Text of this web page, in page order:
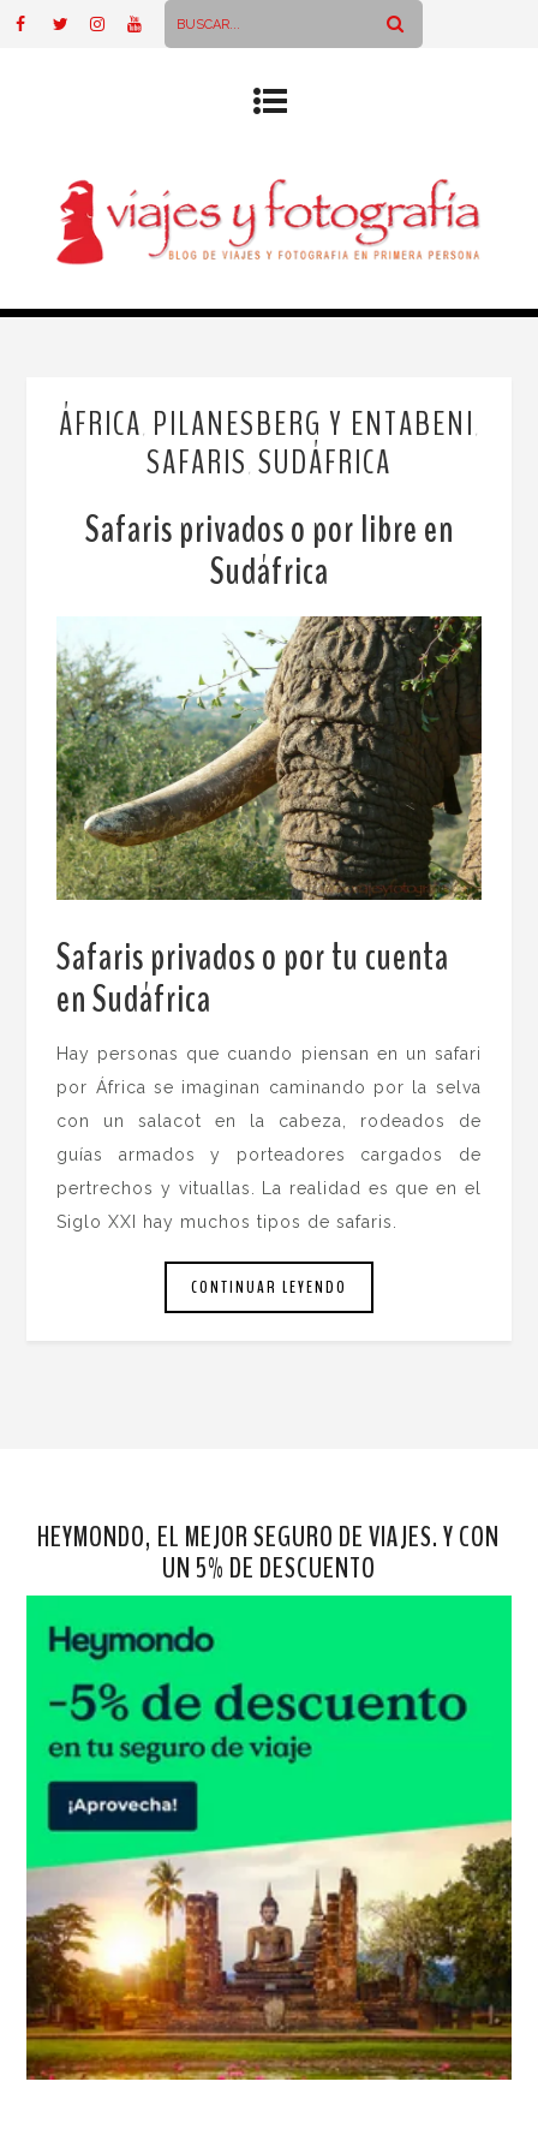
ÁFRICA PILANESBERG Y ENTABENI
SAFARIS SUDÁFRICA
Safaris privados o por libre en
Sudáfrica
Safaris privados o por tu cuenta
en Sudáfrica
Hay personas que cuando piensan en un safari
por África se imaginan caminando por la selva
con un salacot en la cabeza, rodeados de
guías armados y porteadores cargados de
pertrechos y vituallas. La realidad es que en el
Siglo XXI hay muchos tipos de safaris.
CONTINUAR LEYENDO
HEYMONDO, EL MEJOR SEGURO DE VIAJES. Y CON
UN 5% DE DESCUENTO